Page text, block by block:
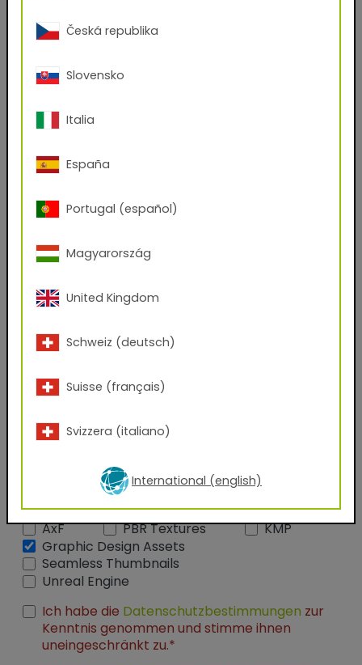
Vorname
Nachname
Telefon
Firmenname
Funktion
Welche Dateien möchten Sie erhalten?
AxF
PBR Textures
KMP
Graphic Design Assets
Seamless Thumbnails
Unreal Engine
Ich habe die Datenschutzbestimmungen zur
Kenntnis genommen und stimme ihnen
uneingeschränkt zu.*
Česká republika
Slovensko
Italia
España
Portugal (español)
Magyarország
United Kingdom
Schweiz (deutsch)
Suisse (français)
Svizzera (italiano)
International (english)